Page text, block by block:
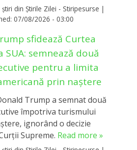
din Știrile Zilei - Stiripesurse |
07/08/2026 - 03:00
sfidează Curtea
SUA: semnează două
pentru a limita
prin naștere
Trump a semnat două
împotriva turismului
ignorând o decizie
Supreme. Read more »